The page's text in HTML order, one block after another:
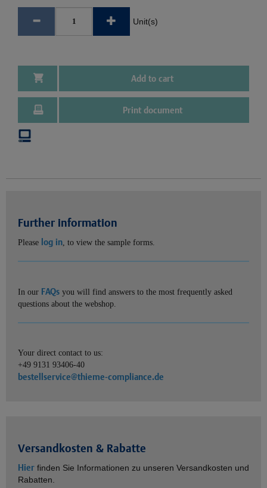
Unit(s)
Add to cart
Print document
Further information
Please log in, to view the sample forms.
In our FAQs you will find answers to the most frequently asked
questions about the webshop.
Your direct contact to us:
+49 9131 93406-40
bestellservice@thieme-compliance.de
Versandkosten & Rabatte
Hier finden Sie Informationen zu unseren Versandkosten und
Rabatten.